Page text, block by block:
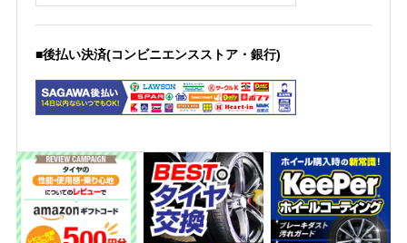
■後払い決済(コンビニエンスストア・銀行)